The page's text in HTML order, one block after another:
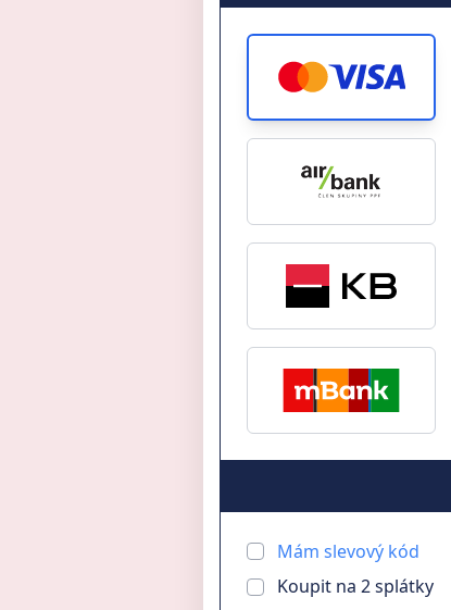
Mám slevový kód
Koupit na 2splátky